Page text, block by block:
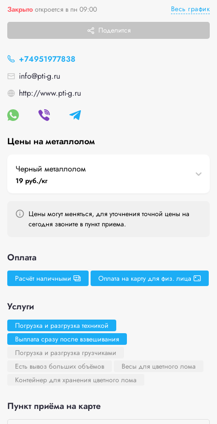
Закрыто откроется в пн 09:00 Весь график
Поделится
+74951977838
info@pti-g.ru
http://www.pti-g.ru
Цены на металлолом
Черный металлолом
19 руб./кг
Цены могут меняться, для уточнения точной цены на
сегодня звоните в пункт приема.
Оплата
Расчёт наличными Оплата на карту для физ. лица
Услуги
Погрузка и разгрузка техникой
Выплата сразу после взвешивания
Погрузка и разгрузка грузчиками
Есть вывоз больших объёмов
Весы для цветного лома
Контейнер для хранения цветного лома
Пункт приёма на карте